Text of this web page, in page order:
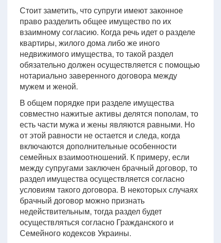
Стоит заметить, что супруги имеют законное
право разделить общее имущество по их
взаимному согласию. Когда речь идет о разделе
квартиры, жилого дома либо же иного
недвижимого имущества, то такой раздел
обязательно должен осуществляется с помощью
нотариально заверенного договора между
мужем и женой.
В общем порядке при разделе имущества
совместно нажитые активы делятся пополам, то
есть части мужа и жены являются равными. Но
от этой равности не остается и следа, когда
включаются дополнительные особенности
семейных взаимоотношений. К примеру, если
между супругами заключен брачный договор, то
раздел имущества осуществляется согласно
условиям такого договора. В некоторых случаях
брачный договор можно признать
недействительным, тогда раздел будет
осуществляться согласно Гражданского и
Семейного кодексов Украины.